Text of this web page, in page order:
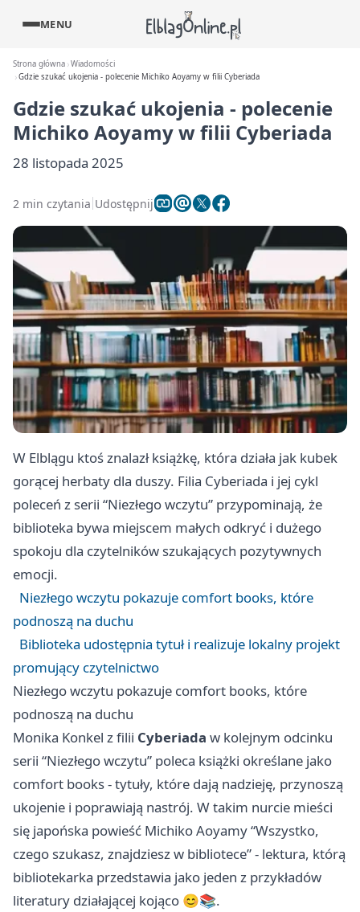
MENU
Strona główna Wiadomości
Gdzie szukać ukojenia - polecenie Michiko Aoyamy w filii Cyberiada
Gdzie szukać ukojenia - polecenie
Michiko Aoyamy w filii Cyberiada
28 listopada 2025
2 min czytania Udostępnij
W Elblągu ktoś znalazł książkę, która działa jak kubek
gorącej herbaty dla duszy. Filia Cyberiada i jej cykl
poleceń z serii “Niezłego wczytu” przypominają, że
biblioteka bywa miejscem małych odkryć i dużego
spokoju dla czytelników szukających pozytywnych
emocji.
Niezłego wczytu pokazuje comfort books, które
podnoszą na duchu
Biblioteka udostępnia tytuł i realizuje lokalny projekt
promujący czytelnictwo
Niezłego wczytu pokazuje comfort books, które
podnoszą na duchu
Monika Konkel z filii Cyberiada w kolejnym odcinku
serii “Niezłego wczytu” poleca książki określane jako
comfort books - tytuły, które dają nadzieję, przynoszą
ukojenie i poprawiają nastrój. W takim nurcie mieści
się japońska powieść Michiko Aoyamy “Wszystko,
czego szukasz, znajdziesz w bibliotece” - lektura, którą
bibliotekarka przedstawia jako jeden z przykładów
literatury działającej kojąco 😊📚.